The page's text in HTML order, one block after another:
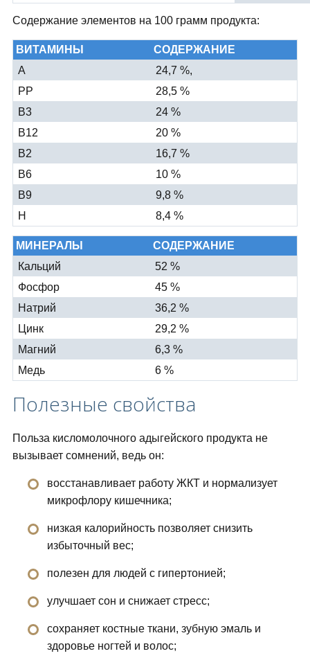
Содержание элементов на 100 грамм продукта:
ВИТАМИНЫ
СОДЕРЖАНИЕ
А
24,7 %,
PP
28,5 %
B3
24 %
B12
20 %
B2
16,7 %
B6
10 %
B9
9,8 %
H
8,4 %
МИНЕРАЛЫ
СОДЕРЖАНИЕ
Кальций
52 %
Фосфор
45 %
Натрий
36,2 %
Цинк
29,2 %
Магний
6,3 %
Медь
6 %
Полезные свойства
Польза кисломолочного адыгейского продукта не
вызывает сомнений, ведь он:
восстанавливает работу ЖКТ и нормализует
микрофлору кишечника;
низкая калорийность позволяет снизить
избыточный вес;
полезен для людей с гипертонией;
улучшает сон и снижает стресс;
сохраняет костные ткани, зубную эмаль и
здоровье ногтей и волос;